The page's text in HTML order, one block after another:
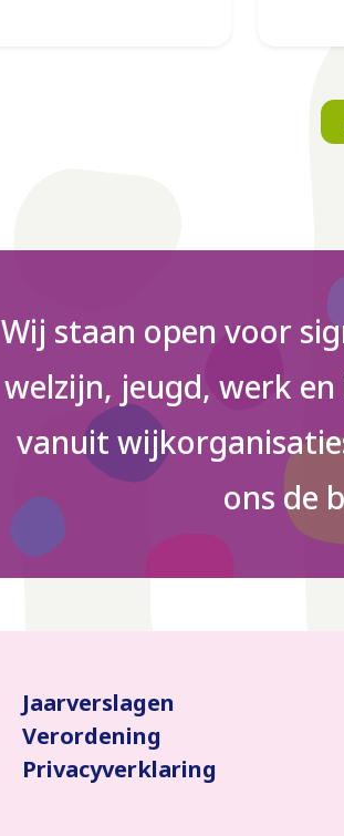
een
Wij staan open voor
welzijn, jeugd, werk
vanuit
ons de
Jaarverslagen
Verordening
Privacyverklaring